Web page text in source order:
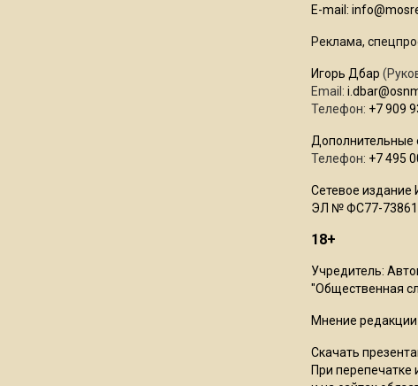
E-mail:
Реклама,
Игорь Дбар
Email:
Телефон: +7 909
Дополнительные
Телефон: +7 495
Сетевое издание
ЭЛ № ФС77-73861.
18+
Учредитель:
"Общественная
Мнение
Скачать
При перепечатке